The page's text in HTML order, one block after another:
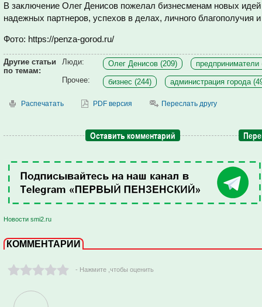
В заключение Олег Денисов пожелал бизнесменам новых
надежных партнеров, успехов в делах, личного благополучия и
Фото: https://penza-gorod.ru/
Другие статьи
по темам:
Люди: Олег Денисов (209)
предприниматели
Прочее:
бизнес (244) администрация города
Распечатать PDF версия Переслать другу
Оставить комментарий
Новости smi2.ru
КОММЕНТАРИИ
- Нажмите ,чтобы оценить